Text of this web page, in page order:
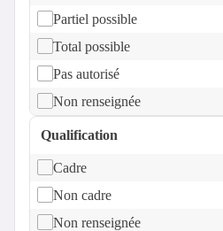
Partiel possible
Total possible
Pas autorisé
Non renseignée
Qualification
Cadre
Non cadre
Non renseignée